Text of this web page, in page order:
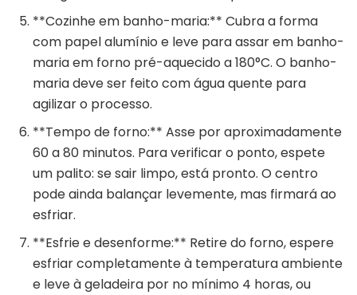
**Cozinhe em banho-maria:** Cubra a forma
com papel alumínio e leve para assar em banho-
maria em forno pré-aquecido a 180°C. O banho-
maria deve ser feito com água quente para
agilizar o processo.
**Tempo de forno:** Asse por aproximadamente
60 a 80 minutos. Para verificar o ponto, espete
um palito: se sair limpo, está pronto. O centro
pode ainda balançar levemente, mas firmará ao
esfriar.
**Esfrie e desenforme:** Retire do forno, espere
esfriar completamente à temperatura ambiente
e leve à geladeira por no mínimo 4 horas, ou